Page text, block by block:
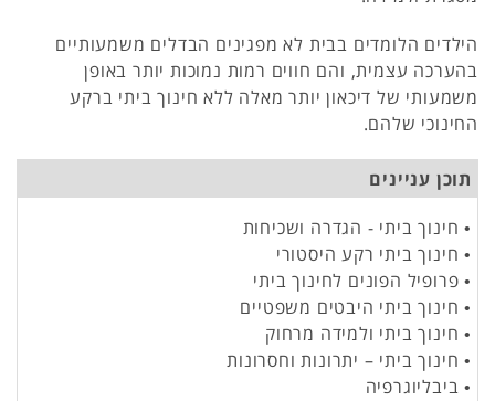
הילדים הלומדים בבית לא מפגינים הבדלים משמעותיים
בהערכה עצמית, והם חווים רמות נמוכות יותר באופן
משמעותי של דיכאון יותר מאלה ללא חינוך ביתי ברקע
החינוכי שלהם.
תוכן עניינים
• חינוך ביתי - הגדרה ושכיחות
• חינוך ביתי רקע היסטורי
• פרופיל הפונים לחינוך ביתי
• חינוך ביתי היבטים משפטיים
• חינוך ביתי ולמידה מרחוק
• חינוך ביתי – יתרונות וחסרונות
• ביבליוגרפיה